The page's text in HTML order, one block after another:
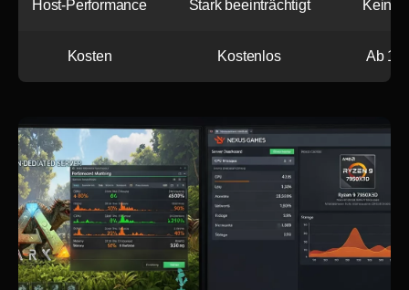
Host-Performance Stark beeinträchtigt Keine
Kosten Kostenlos Ab